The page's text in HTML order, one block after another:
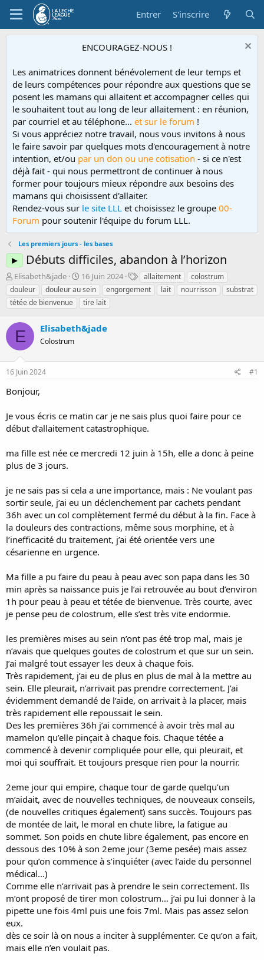
Entrer S'inscrire
ENCOURAGEZ-NOUS !
Les animatrices donnent bénévolement de leur temps et
de leurs compétences pour répondre aux questions que se
posent les mamans qui allaitent et accompagner celles qui
le souhaitent tout au long de leur allaitement : en réunion,
par courriel et au téléphone... et sur le forum !
Si vous appréciez notre travail, nous vous invitons à nous
le faire savoir par quelques mots d'encouragement à notre
intention, et/ou par un don ou une cotisation - si ce n'est
déjà fait - qui nous permettront de continuer à nous
former pour toujours mieux répondre aux besoins des
mamans qui choisissent d'allaiter.
Rendez-vous sur le site LLL et choisissez le groupe 00-
Forum pour soutenir l'équipe du forum LLL.
Les premiers jours - les bases
► Débuts difficiles, abandon à l’horizon
D
é
m
a
r
e
p
a
Elisabeth&jade
D
a
t
e
e
b
16 Juin 2024
T
a
g
allaitement
colostrum
douleur
douleur au sein engorgement lait nourrisson
substrat
tétée de bienvenue
tire lait
E Elisabeth&jade
Colostrum
16 Juin 2024 #1
Bonjour,
Je vous écris ce matin car je ne sais plus quoi faire pour ce
début d’allaitement catastrophique.
ma fille est née ce mercredi 12 juin à 15h, elle a donc à peine
plus de 3 jours.
je ne sais pas si cela a une importance, mais : Ne voulant pas
sortir seule, j’ai eu un déclenchement par cachets pendant
36h avec un col complètement fermé du début à la fin. Face à
la douleurs des contractions, même sous morphine, et à
l’inefficacité du traitement, j’ai été orientée vers une
césarienne en urgence.
Ma fille a pu faire du peau à peau avec son papa dans les 30
min après sa naissance puis je l’ai retrouvée au bout d’environ
1h pour peau à peau et tétée de bienvenue. Très courte, avec
je pense peu de colostrum, elle s’est très vite endormie.
les premières mises au sein n’ont pas été trop mal, mais je
n’avais que quelques goutes de colostrum et que sur un sein.
J’ai malgré tout essayer les deux à chaque fois.
Très rapidement, j’ai eu de plus en plus de mal à la mettre au
sein. Elle pleurait, n’arrivait pas prendre correctement. J’ai
évidemment demandé de l’aide, on arrivait à la placer, mais
très rapidement elle repoussait le sein.
Des les premières 36h j’ai commencé à avoir très mal au
mamelon qu’elle pinçait à chaque fois. Chaque tétée a
commencé à devenir compliquée pour elle, qui pleurait, et
moi qui souffrait. Et toujours presque rien pour la nourrir.
2eme jour qui empire, chaque tour de garde quelqu’un
m’aidait, avec de nouvelles techniques, de nouveaux conseils,
(de nouvelles critiques également) sans succès. Toujours pas
de montée de lait, le moral en chute libre, la fatigue au
sommet. Son poids en chute libre également, pas encore en
dessous des 10% à son 2eme jour (3eme pesée) mais assez
pour qu’on commence à s’inquiéter (avec l’aide du personnel
médical…)
Comme elle n’arrivait pas à prendre le sein correctement. Ils
m’ont proposé de tirer mon colostrum… j’ai pu lui donner à la
pipette une fois 4ml puis une fois 7ml. Mais pas assez selon
eux.
dès ce soir là on nous a inciter à supplémenter. Ce qu’on a fait,
mais elle n’en voulait pas.